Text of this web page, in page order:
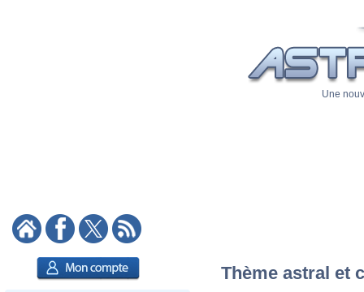
Une
Thème astral et